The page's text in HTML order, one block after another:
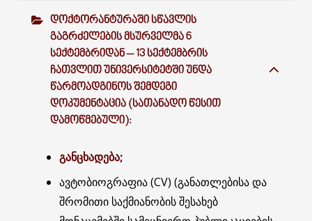
ᲓᲝᲥᲢᲝᲠᲐᲜᲢᲣᲠᲐᲨᲘ ᲡᲬᲐᲕᲚᲘᲡ
ᲒᲐᲒᲠᲫᲔᲚᲔᲑᲘᲡ ᲛᲡᲣᲠᲕᲔᲚᲛᲐ 6
ᲡᲔᲥᲢᲔᲛᲑᲠᲘᲓᲐᲜ – 13 ᲡᲔᲥᲢᲔᲛᲑᲠᲘᲡ
ᲩᲐᲗᲕᲚᲘᲗ ᲣᲜᲘᲕᲔᲠᲡᲘᲢᲔᲢᲨᲘ ᲣᲜᲓᲐ
ᲬᲐᲠᲛᲝᲐᲓᲒᲘᲜᲝᲡ ᲨᲔᲛᲓᲔᲒᲘ
ᲓᲝᲙᲣᲛᲔᲜᲢᲐᲪᲘᲐ (ᲡᲐᲗᲐᲜᲐᲓᲝ ᲬᲔᲡᲘᲗ
ᲓᲐᲛᲝᲬᲛᲔᲑᲣᲚᲘ):
განცხადება;
ავტობიოგრაფია (CV) (განათლებისა და
შრომითი საქმიანობის შესახებ